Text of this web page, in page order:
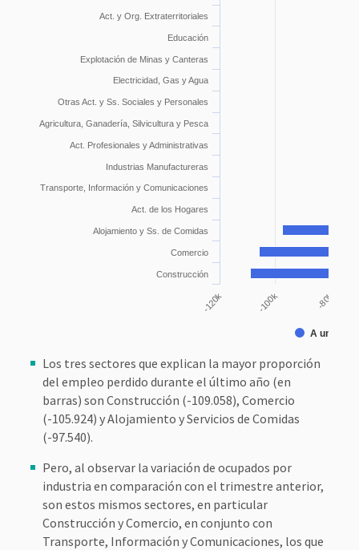
A un año
Act. y Org. Extraterritoriales
Educación
Explotación de Minas y Canteras
Electricidad, Gas y Agua
Otras Act. y Ss. Sociales y Personales
Agricultura, Ganadería, Silvicultura y Pesca
Act. Profesionales y Administrativas
Industrias Manufactureras
Transporte, Información y Comunicaciones
Act. de los Hogares
Alojamiento y Ss. de Comidas
Comercio
Construcción
-120k -100k -80k
Los tres sectores que explican la mayor proporción
del empleo perdido durante el último año (en
barras) son Construcción (-109.058), Comercio
(-105.924) y Alojamiento y Servicios de Comidas
(-97.540).
Pero, al observar la variación de ocupados por
industria en comparación con el trimestre anterior,
son estos mismos sectores, en particular
Construcción y Comercio, en conjunto con
Transporte, Información y Comunicaciones, los que